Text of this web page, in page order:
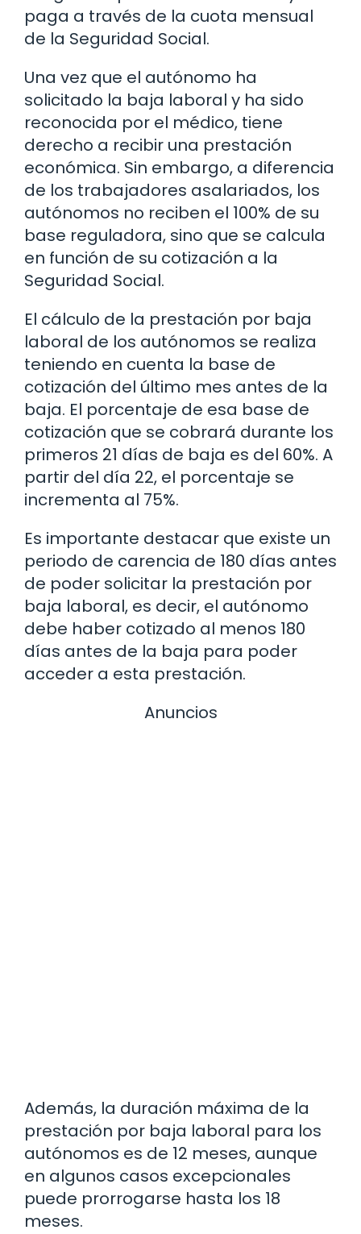
paga a través de la cuota mensual
de la Seguridad Social.
Una vez que el autónomo ha
solicitado la baja laboral y ha sido
reconocida por el médico, tiene
derecho a recibir una prestación
económica. Sin embargo, a diferencia
de los trabajadores asalariados, los
autónomos no reciben el 100% de su
base reguladora, sino que se calcula
en función de su cotización a la
Seguridad Social.
El cálculo de la prestación por baja
laboral de los autónomos se realiza
teniendo en cuenta la base de
cotización del último mes antes de la
baja. El porcentaje de esa base de
cotización que se cobrará durante los
primeros 21 días de baja es del 60%. A
partir del día 22, el porcentaje se
incrementa al 75%.
Es importante destacar que existe un
periodo de carencia de 180 días antes
de poder solicitar la prestación por
baja laboral, es decir, el autónomo
debe haber cotizado al menos 180
días antes de la baja para poder
acceder a esta prestación.
Anuncios
Además, la duración máxima de la
prestación por baja laboral para los
autónomos es de 12 meses, aunque
en algunos casos excepcionales
puede prorrogarse hasta los 18
meses.